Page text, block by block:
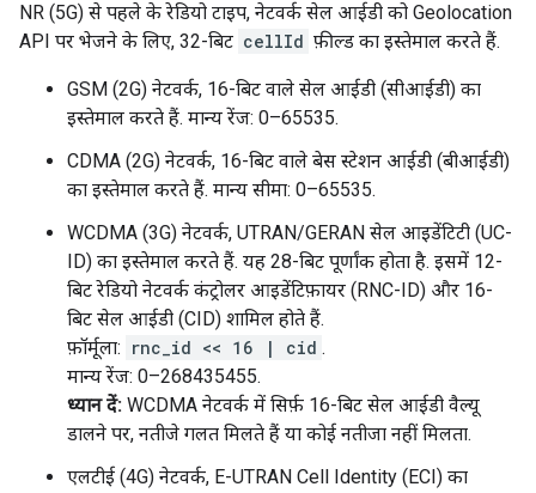
NR (5G) से पहले के रेडियो टाइप, नेटवर्क सेल आईडी को Geolocation
API पर भेजने के लिए, 32-बिट cellId फ़ील्ड का इस्तेमाल करते हैं.
GSM (2G) नेटवर्क, 16-बिट वाले सेल आईडी (सीआईडी) का
इस्तेमाल करते हैं. मान्य रेंज: 0–65535.
CDMA (2G) नेटवर्क, 16-बिट वाले बेस स्टेशन आईडी (बीआईडी)
का इस्तेमाल करते हैं. मान्य सीमा: 0–65535.
WCDMA (3G) नेटवर्क, UTRAN/GERAN सेल आइडेंटिटी (UC-
ID) का इस्तेमाल करते हैं. यह 28-बिट पूर्णांक होता है. इसमें 12-
बिट रेडियो नेटवर्क कंट्रोलर आइडेंटिफ़ायर (RNC-ID) और 16-
बिट सेल आईडी (CID) शामिल होते हैं.
फ़ॉर्मूला: rnc_id << 16 | cid .
मान्य रेंज: 0–268435455.
ध्यान दें: WCDMA नेटवर्क में सिर्फ़ 16-बिट सेल आईडी वैल्यू
डालने पर, नतीजे गलत मिलते हैं या कोई नतीजा नहीं मिलता.
एलटीई (4G) नेटवर्क, E-UTRAN Cell Identity (ECI) का